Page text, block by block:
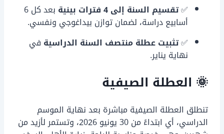
✅تقسيم السنة إلى 4 فترات بينية
بعد كل 6
أسابيع دراسة، لضمان توازن بيداغوجي ونفسي.
✅تثبيت عطلة منتصف السنة الدراسية في
نهاية يناير.
🌞 العطلة الصيفية
تنطلق العطلة الصيفية مباشرة بعد نهاية الموسم
الدراسي، أي ابتداءً من 30 يونيو 2026، وتستمر لأزيد من